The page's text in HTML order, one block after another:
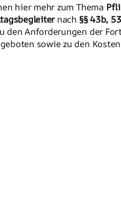
hier mehr zum Thema
nach §§ 43b,
den Anforderungen der
sowie zu den